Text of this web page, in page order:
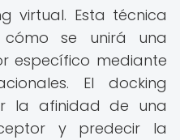
virtual. Esta técnica
se unirá una
específico mediante
El docking
la afinidad de una
y predecir la